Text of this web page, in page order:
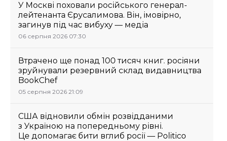
У Москві поховали російського генерал-
лейтенанта Єрусалимова. Він, імовірно,
загинув під час вибуху — медіа
06 серпня 2026 07:30
Втрачено ще понад 100 тисяч книг. росіяни
зруйнували резервний склад видавництва
BookChef
05 серпня 2026 21:09
США відновили обмін розвідданими
з Україною на попередньому рівні.
Це допомагає бити вглиб росії — Politico